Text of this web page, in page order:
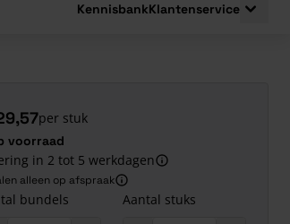
KennisbankKlantenservice
per stuk
voorraad
in 2 tot 5 werkdagen
alleen op afspraak
bundels Aantal stuks